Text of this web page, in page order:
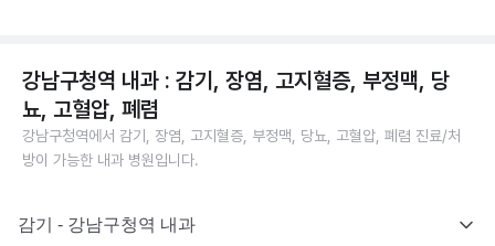
강남구청역 내과 : 감기, 장염, 고지혈증, 부정맥, 당
뇨, 고혈압, 폐렴
강남구청역에서 감기, 장염, 고지혈증, 부정맥, 당뇨, 고혈압, 폐렴 진료/처
방이 가능한 내과 병원입니다.
감기 - 강남구청역 내과